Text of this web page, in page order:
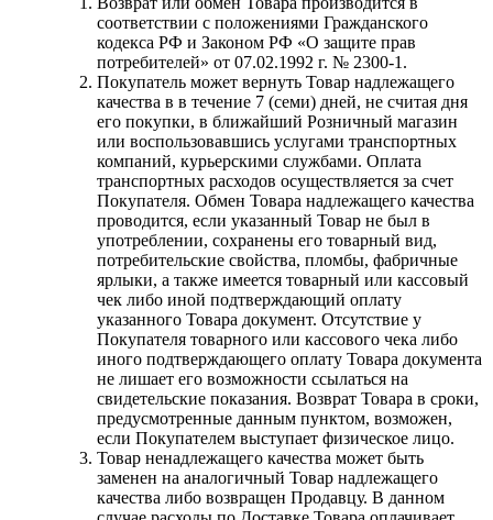
соответствии с положениями Гражданского
кодекса РФ и Законом РФ «О защите прав
потребителей» от 07.02.1992 г. № 2300-1.
Покупатель может вернуть Товар надлежащего
качества в в течение 7 (семи) дней, не считая дня
его покупки, в ближайший Розничный магазин
или воспользовавшись услугами транспортных
компаний, курьерскими службами. Оплата
транспортных расходов осуществляется за счет
Покупателя. Обмен Товара надлежащего качества
проводится, если указанный Товар не был в
употреблении, сохранены его товарный вид,
потребительские свойства, пломбы, фабричные
ярлыки, а также имеется товарный или кассовый
чек либо иной подтверждающий оплату
указанного Товара документ. Отсутствие у
Покупателя товарного или кассового чека либо
иного подтверждающего оплату Товара документа
не лишает его возможности ссылаться на
свидетельские показания. Возврат Товара в сроки,
предусмотренные данным пунктом, возможен,
если Покупателем выступает физическое лицо.
Товар ненадлежащего качества может быть
заменен на аналогичный Товар надлежащего
качества либо возвращен Продавцу. В данном